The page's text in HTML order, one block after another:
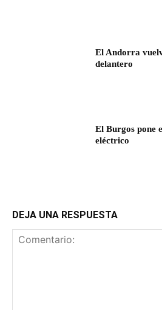
El Andorra
delantero
El Burgos pone
eléctrico
DEJA UNA RESPUESTA